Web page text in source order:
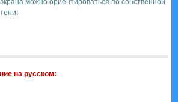
экрана можно ориентироваться по собственной
тени!
на русском: